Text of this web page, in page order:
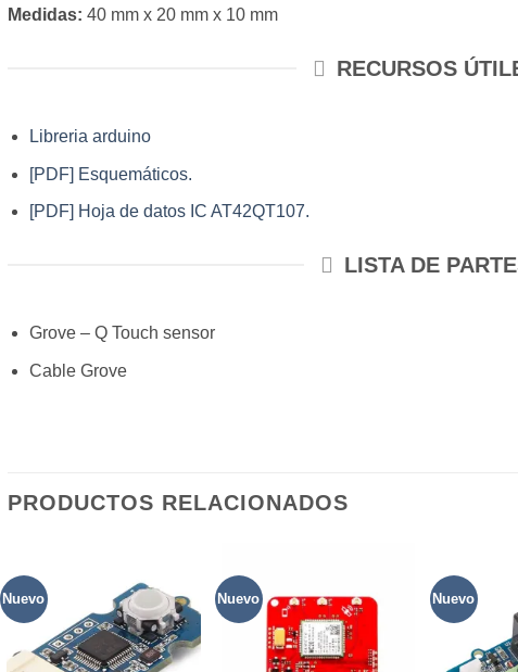
Medidas: 40 mm x 20 mm x 10 mm
RECURSOS
Libreria arduino
[PDF] Esquemáticos.
[PDF] Hoja de datos IC AT42QT107.
LISTA DE
Grove – Q Touch sensor
Cable Grove
PRODUCTOS RELACIONADOS
Nuevo
Agregar
a la lista
de
favoritos
Nuevo
Agregar
a la lista
favoritos
Nuevo